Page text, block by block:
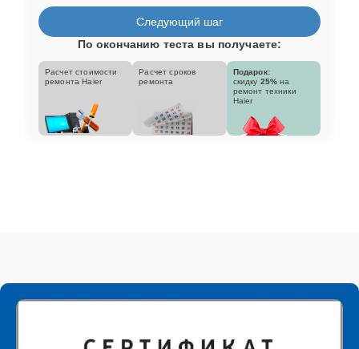
Следующий шаг
По окончанию теста вы получаете:
Расчет стоимости
ремонта Haier
Расчет сроков
ремонта
Подарок:
скидку 25% на
ремонт техники
Haier